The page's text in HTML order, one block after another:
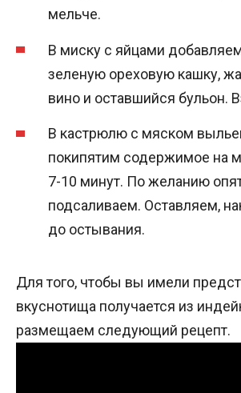
мельче.
В миску с яйцами
зеленую ореховую кашку,
вино и оставшийся бульон.
В кастрюлю с мяском
покипятим содержимое на
7-10 минут. По желанию
подсаливаем. Оставляем,
до остывания.
Для того, чтобы вы имели
вкуснотища получается из
размещаем следующий рецепт.